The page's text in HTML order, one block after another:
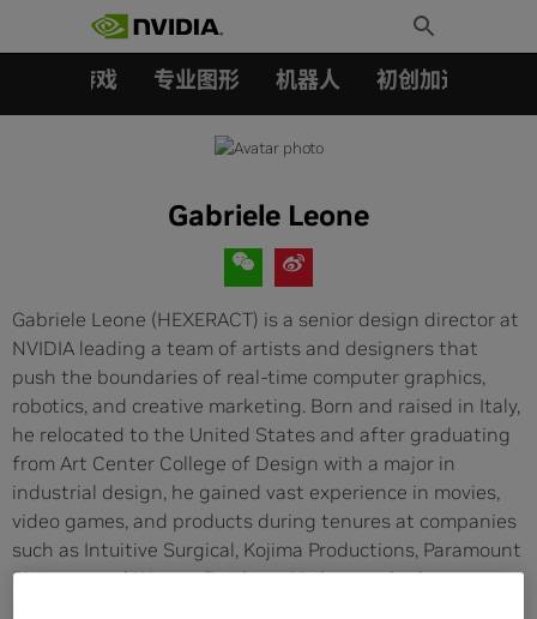
Toggle
Search
游戏 专业图形 机器人 初创加速会员成
Gabriele Leone
Gabriele Leone (HEXERACT) is a senior design director at
NVIDIA leading a team of artists and designers that
push the boundaries of real-time computer graphics,
robotics, and creative marketing. Born and raised in Italy,
he relocated to the United States and after graduating
from Art Center College of Design with a major in
industrial design, he gained vast experience in movies,
video games, and products during tenures at companies
such as Intuitive Surgical, Kojima Productions, Paramount
Pictures, and Warner Brothers. He has worked on